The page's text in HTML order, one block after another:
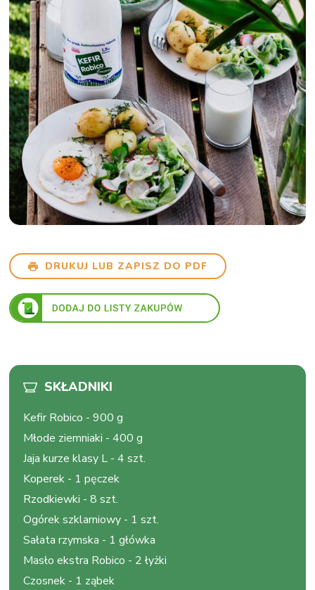
DRUKUJ LUB ZAPISZ DO PDF
SKŁADNIKI
Kefir Robico -900 g
Młode ziemniaki -400 g
Jaja kurze klasy L -4 szt.
Koperek - 1 pęczek
Rzodkiewki -8 szt.
Ogórek szklarniowy - 1 szt.
Sałata rzymska - 1 główka
Masło ekstra Robico - 2 łyżki
Czosnek - 1 ząbek